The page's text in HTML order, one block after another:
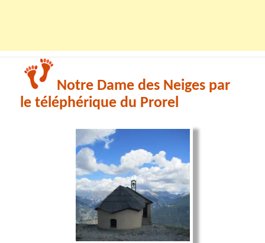
Notre Dame des Neiges par
le téléphérique du Prorel